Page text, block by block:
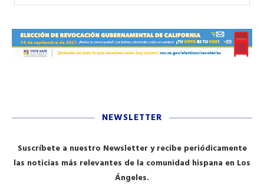
NEWSLETTER
Suscríbete a nuestro Newsletter y recibe periódicamente
las noticias más relevantes de la comunidad hispana en Los
Ángeles.